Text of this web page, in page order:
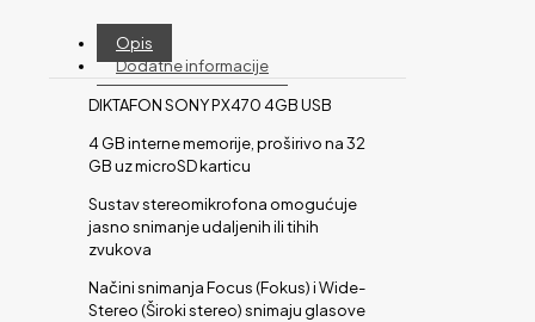
Opis
Dodatne informacije
DIKTAFON SONY PX470 4GB USB
4 GB interne memorije, proširivo na 32
GB uz microSD karticu
Sustav stereomikrofona omogućuje
jasno snimanje udaljenih ili tihih
zvukova
Načini snimanja Focus (Fokus) i Wide-
Stereo (Široki stereo) snimaju glasove